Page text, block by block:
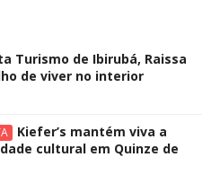
Turismo de Ibirubá, Raissa
de viver no interior
Kiefer’s mantém viva a
cultural em Quinze de